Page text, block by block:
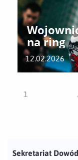
na ring
12.02.2026
1
Sekretariat